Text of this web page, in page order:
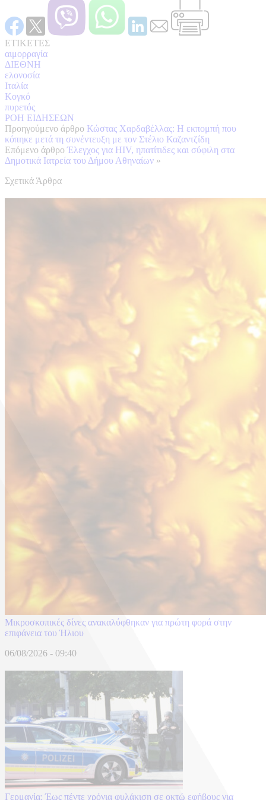
ΕΤΙΚΕΤΕΣ
αιμορραγία
ΔΙΕΘΝΗ
ελονοσία
Ιταλία
Κογκό
πυρετός
ΡΟΗ ΕΙΔΗΣΕΩΝ
Προηγούμενο άρθρο Κώστας Χαρδαβέλλας: Η εκπομπή που
κόπηκε μετά τη συνέντευξη με τον Στέλιο Καζαντζίδη
Επόμενο άρθρο Έλεγχος για HIV, ηπατίτιδες και σύφιλη στα
Δημοτικά Ιατρεία του Δήμου Αθηναίων »
Σχετικά Άρθρα
Μικροσκοπικές δίνες ανακαλύφθηκαν για πρώτη φορά στην
επιφάνεια του Ήλιου
06/08/2026 - 09:40
Γερμανία: Έως πέντε χρόνια φυλάκιση σε οκτώ εφήβους για